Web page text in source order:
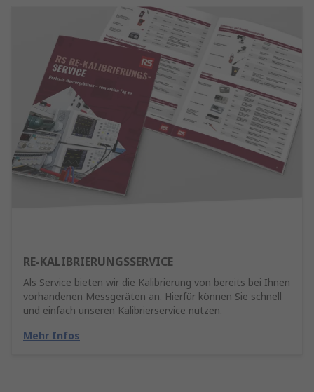
RE-KALIBRIERUNGSSERVICE
Als Service bieten wir die Kalibrierung von bereits bei Ihnen
vorhandenen Messgeräten an. Hierfür können Sie schnell
und einfach unseren Kalibrierservice nutzen.
Mehr Infos